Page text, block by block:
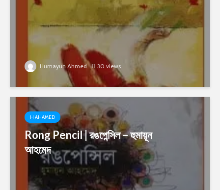
Humayun Ahmed 30 views
H AHAMED
Rong Pencil | রঙপেন্সিল – হুমায়ূন
আহমেদ